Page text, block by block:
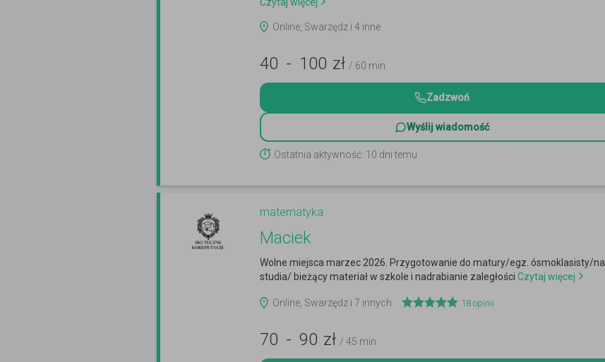
Online, Swarzędz i 4 inne
40 - 100 zł / 60 min
Zadzwoń
Wyślij wiadomość
Ostatnia aktywność: 10 dni temu
matematyka
Maciek
Wolne miejsca marzec 2026. Przygotowanie do matury/egz. ósmoklasisty/na
studia/ bieżący materiał w szkole i nadrabianie zaległości Czytaj więcej
Online, Swarzędz i 7 innych 18 opinii
70 - 90 zł / 45 min